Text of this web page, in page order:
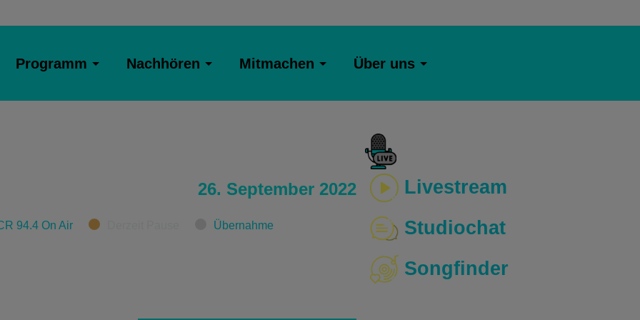
Programm Nachhören Mitmachen Über uns
26. September 2022
94.4 On Air Übernahme
Livestream
Studiochat
Songfinder